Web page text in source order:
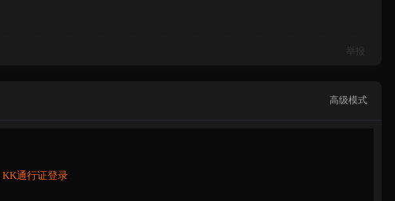
举报
高级模式
KK通行证登录